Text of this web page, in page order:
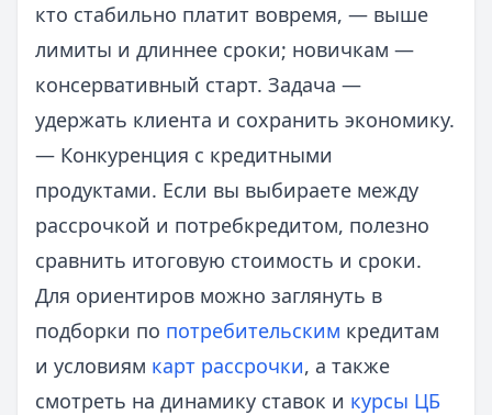
кто стабильно платит вовремя, — выше
лимиты и длиннее сроки; новичкам —
консервативный старт. Задача —
удержать клиента и сохранить экономику.
— Конкуренция с кредитными
продуктами. Если вы выбираете между
рассрочкой и потребкредитом, полезно
сравнить итоговую стоимость и сроки.
Для ориентиров можно заглянуть в
подборки по потребительским кредитам
и условиям карт рассрочки, а также
смотреть на динамику ставок и курсы ЦБ